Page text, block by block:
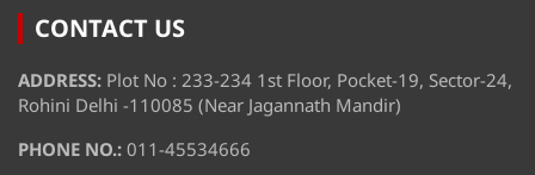
CONTACT US
ADDRESS: Plot No : 233-234 1st Floor, Pocket-19, Sector-24,
Rohini Delhi -110085 (Near Jagannath Mandir)
PHONE NO.: 011-45534666